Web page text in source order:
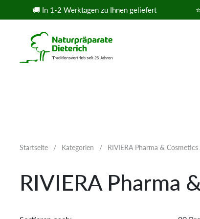
Zum Inhalt springen
🚚 In 1-2 Werktagen zu Ihnen geliefert
Startseite / Kategorien / RIVIERA Pharma &
RIVIERA Pharma